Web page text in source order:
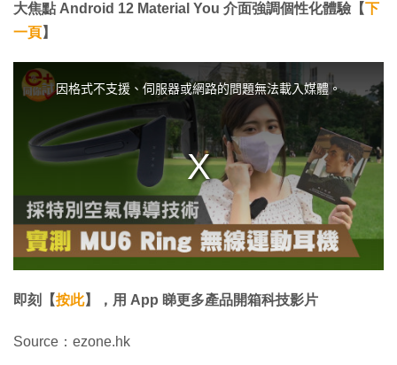
大焦點 Android 12 Material You 介面強調個性化體驗【下
一頁】
.
因格式不支援、伺服器或網路的問題無法載入媒體。
即刻【按此】，用 App 睇更多產品開箱科技影片
Source：ezone.hk